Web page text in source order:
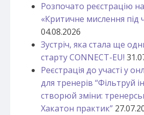
Розпочато реєстрацію
«Критичне мислення під
04.08.2026
Зустріч, яка стала ще
старту CONNECT-EU!
Реєстрація до участі у
для тренерів “Фільтруй
створюй зміни:
Хакатон практик”